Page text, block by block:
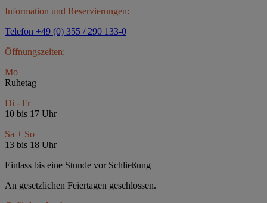
Information und Reservierungen:
Telefon +49 (0) 355 / 290 133-0
Öffnungszeiten:
Mo
Ruhetag
Di - Fr
10 bis 17 Uhr
Sa + So
13 bis 18 Uhr
Einlass bis eine Stunde vor Schließung
An gesetzlichen Feiertagen geschlossen.